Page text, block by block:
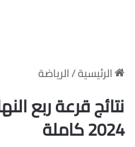
الرئيسية/الرياضة
نتائج قرعة ربع
2024 كاملة